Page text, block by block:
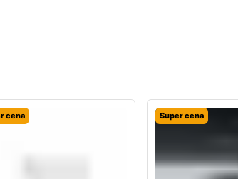
cena Super cena